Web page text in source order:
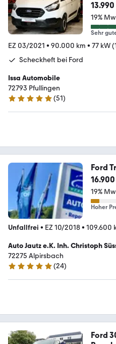
19%
Sehr
EZ 03/2021 • 90.000 km • 77 kW
Scheckheft bei Ford
Issa Automobile
72793 Pfullingen
4.8 Sterne
(51)
Ford
19%
Hoher
Unfallfrei • EZ 10/2018• 109.600
Auto Jautz e.K. Inh. Christoph
72275 Alpirsbach
5 Sterne
(24)
Ford